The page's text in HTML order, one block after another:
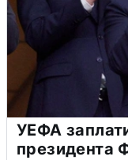
УЕФА
президента